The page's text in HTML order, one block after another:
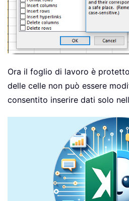
Ora il foglio di lavoro è
delle celle non può essere
consentito inserire dati solo